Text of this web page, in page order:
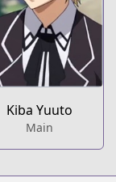
Kiba Yuuto
Main